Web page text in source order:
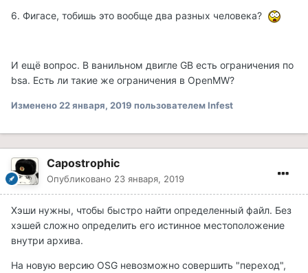
6. Фигасе, тобишь это вообще два разных человека?
И ещё вопрос. В ванильном двигле GB есть ограничения по
bsa. Есть ли такие же ограничения в OpenMW?
Изменено 22 января, 2019 пользователем Infest
Capostrophic
Опубликовано 23 января, 2019
Хэши нужны, чтобы быстро найти определенный файл. Без
хэшей сложно определить его истинное местоположение
внутри архива.
На новую версию OSG невозможно совершить "переход",